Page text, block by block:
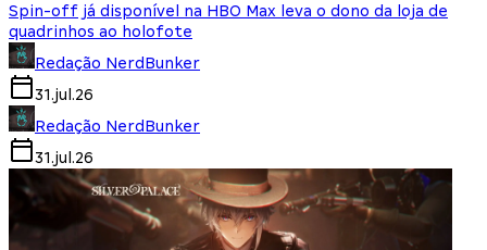
Spin-off já disponível na HBO Max leva o dono da loja de
quadrinhos ao holofote
Redação NerdBunker
31.jul.26
Redação NerdBunker
31.jul.26